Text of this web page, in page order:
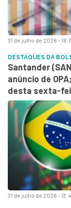
31 de julho de 2026 -
31 de julho de 2026 -
DESTAQUES DA
Santander
anúncio de
desta sexta-